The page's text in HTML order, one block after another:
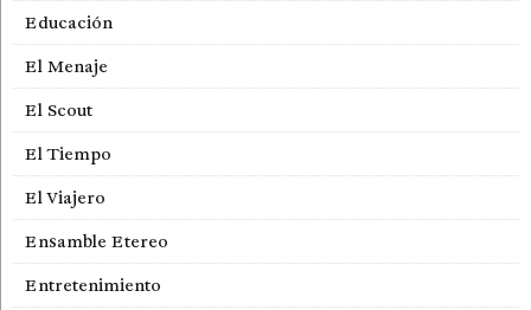
Educación
El Menaje
El Scout
El Tiempo
El Viajero
Ensamble Etereo
Entretenimiento